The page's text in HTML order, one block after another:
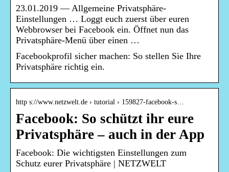
23.01.2019 — Allgemeine Privatsphäre-
Einstellungen … Loggt euch zuerst über euren
Webbrowser bei Facebook ein. Öffnet nun das
Privatsphäre-Menü über einen …
Facebookprofil sicher machen: So stellen Sie Ihre
Privatsphäre richtig ein.
http s://www.netzwelt.de › tutorial › 159827-facebook-s…
Facebook: So schützt ihr eure
Privatsphäre – auch in der App
Facebook: Die wichtigsten Einstellungen zum
Schutz eurer Privatsphäre | NETZWELT